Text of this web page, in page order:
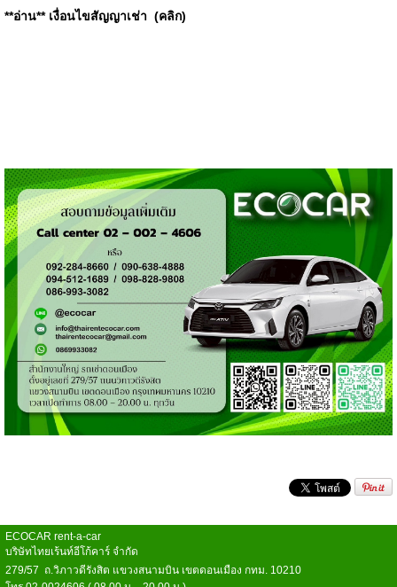
**อ่าน** เงื่อนไขสัญญาเช่า (คลิก)
ECOCAR rent-a-car
บริษัทไทยเร้นท์อีโก้คาร์ จำกัด
279/57 ถ.วิภาวดีรังสิต แขวงสนามบิน เขตดอนเมือง กทม. 10210